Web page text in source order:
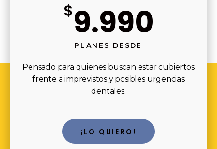
$9.990
PLANES DESDE
Pensado para quienes buscan estar cubiertos
frente a imprevistos y posibles urgencias
dentales.
¡LO QUIERO!